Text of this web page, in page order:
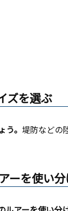
ズを選ぶ
。 堤防などの
ーを使い